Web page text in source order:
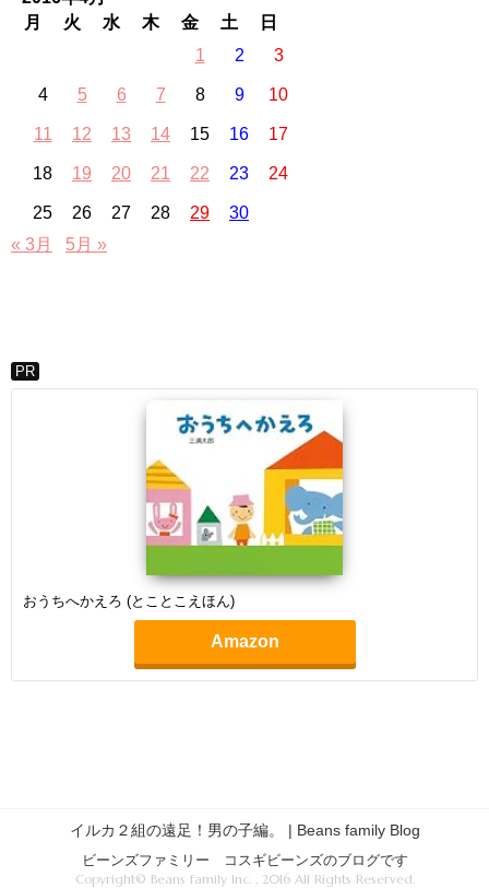
月
火 水 木 金 土
日
1
2 3
4 5 6 7 8 9 10
11 12 13 14 15 16 17
18 19 20 21 22 23 24
25 26 27 28 29
30
« 3月
5月 »
PR
おうちへかえろ (とことこえほん)
Amazon
イルカ２組の遠足！男の子編。 | Beans family Blog
ビーンズファミリー コスギビーンズのブログです
Copyright© Beans family Inc. , 2016 All Rights Reserved.